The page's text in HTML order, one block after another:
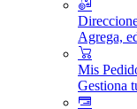
Agrega,
Mis
Gestiona